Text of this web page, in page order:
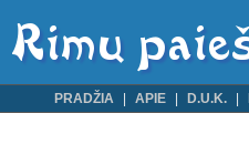
PRADŽIA APIE D.U.K.